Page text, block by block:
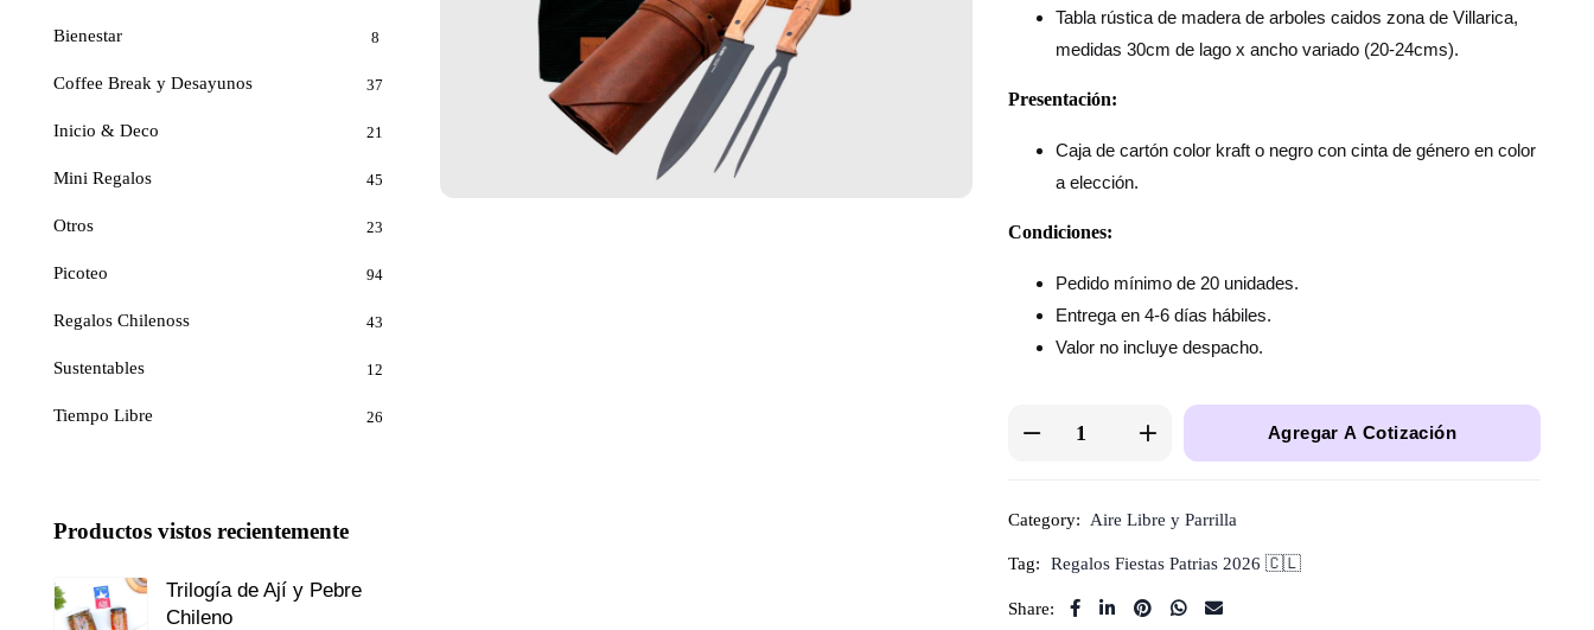
Tabla rústica de madera de arboles caidos zona de Villarica,
medidas 30cm de lago x ancho variado (20-24cms).
Presentación:
Caja de cartón color kraft o negro con cinta de género en color
a elección.
Condiciones:
Pedido mínimo de 20 unidades.
Entrega en 4-6 días hábiles.
Valor no incluye despacho.
Agregar A Cotización
Category: Aire Libre y Parrilla
Tag: Regalos Fiestas Patrias 2026 🇨🇱
Share:
Bienestar 8
Coffee Break y Desayunos 37
Inicio & Deco 21
Mini Regalos 45
Otros 23
Picoteo 94
Regalos Chilenoss 43
Sustentables 12
Tiempo Libre 26
Productos vistos recientemente
Trilogía de Ají y Pebre
Chileno